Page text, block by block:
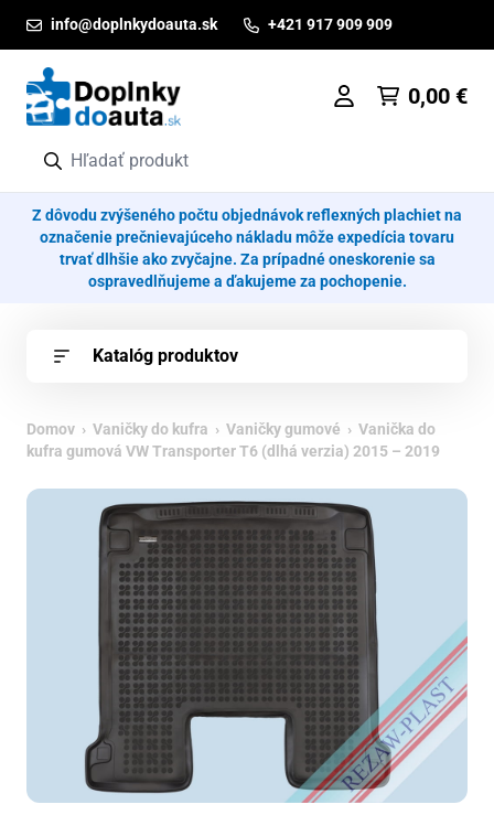
info@doplnkydoauta.sk +421 917 909 909
0,00 €
Z dôvodu zvýšeného počtu objednávok reflexných plachiet na
označenie prečnievajúceho nákladu môže expedícia tovaru
trvať dlhšie ako zvyčajne. Za prípadné oneskorenie sa
ospravedlňujeme a ďakujeme za pochopenie.
Katalóg produktov
Domov › Vaničky do kufra › Vaničky gumové › Vanička do
kufra gumová VW Transporter T6 (dlhá verzia) 2015 – 2019